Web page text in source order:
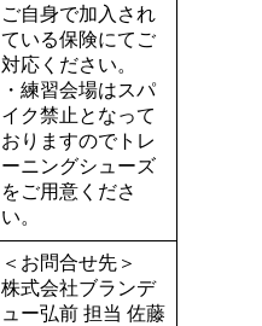
ご自身で加入され
ている保険にてご
対応ください。
・練習会場はスパ
イク禁止となって
おりますのでトレ
ーニングシューズ
をご用意くださ
い。
＜お問合せ先＞
株式会社ブランデ
ュー弘前 担当 佐藤